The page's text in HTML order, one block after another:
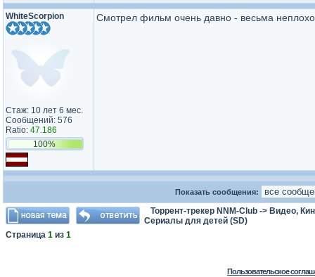
WhiteScorpion
Стаж: 10 лет 6 мес.
Сообщений: 576
Ratio: 47.186
100%
Смотрел фильм очень давно - весьма
Показать сообщения:
Торрент-трекер NNM-Club -> Видео,
Сериалы для детей (SD)
Страница 1 из 1
Пользовательское